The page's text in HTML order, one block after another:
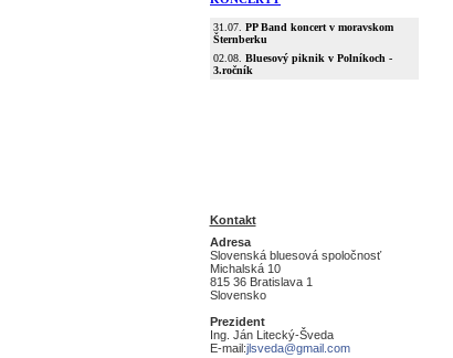
Kontakt
Adresa
Slovenská bluesová spoločnosť
Michalská 10
815 36 Bratislava 1
Slovensko
Prezident
Ing. Ján Litecký-Šveda
E-mail:jlsveda@gmail.com